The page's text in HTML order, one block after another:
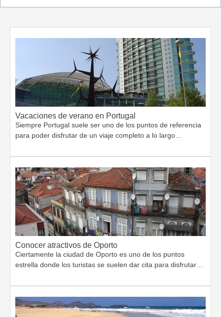
Vacaciones de verano en Portugal
Siempre Portugal suele ser uno de los puntos de referencia
para poder disfrutar de un viaje completo a lo largo…
Conocer atractivos de Oporto
Ciertamente la ciudad de Oporto es uno de los puntos
estrella donde los turistas se suelen dar cita para disfrutar…